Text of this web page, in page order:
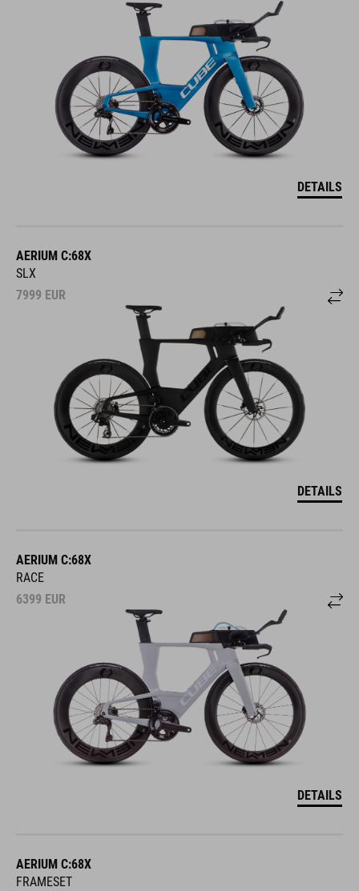
DETAILS
AERIUM C:68X
SLX
7999 EUR
DETAILS
AERIUM C:68X
RACE
6399 EUR
DETAILS
AERIUM C:68X
FRAMESET